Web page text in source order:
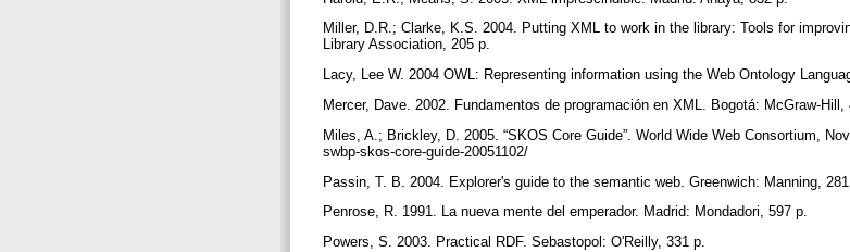
Miller, D.R.; Clarke, K.S. 2004. Putting XML to work in the library: Tools for
Library Association, 205 p.
Lacy, Lee W. 2004 OWL: Representing information using the Web Ontology
Mercer, Dave. 2002. Fundamentos de programación en XML. Bogotá: McGraw-Hill,
Miles, A.; Brickley, D. 2005. “SKOS Core Guide”. World Wide Web Consortium,
swbp-skos-core-guide-20051102/
Passin, T. B. 2004. Explorer's guide to the semantic web. Greenwich: Manning, 281
Penrose, R. 1991. La nueva mente del emperador. Madrid: Mondadori, 597 p.
Powers, S. 2003. Practical RDF. Sebastopol: O'Reilly, 331 p.